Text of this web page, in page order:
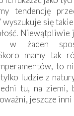
tendencję
wyszukuje się
i w żaden
mamy tak
to
ludzie z
tu, na ziemi,
jeszcze inni